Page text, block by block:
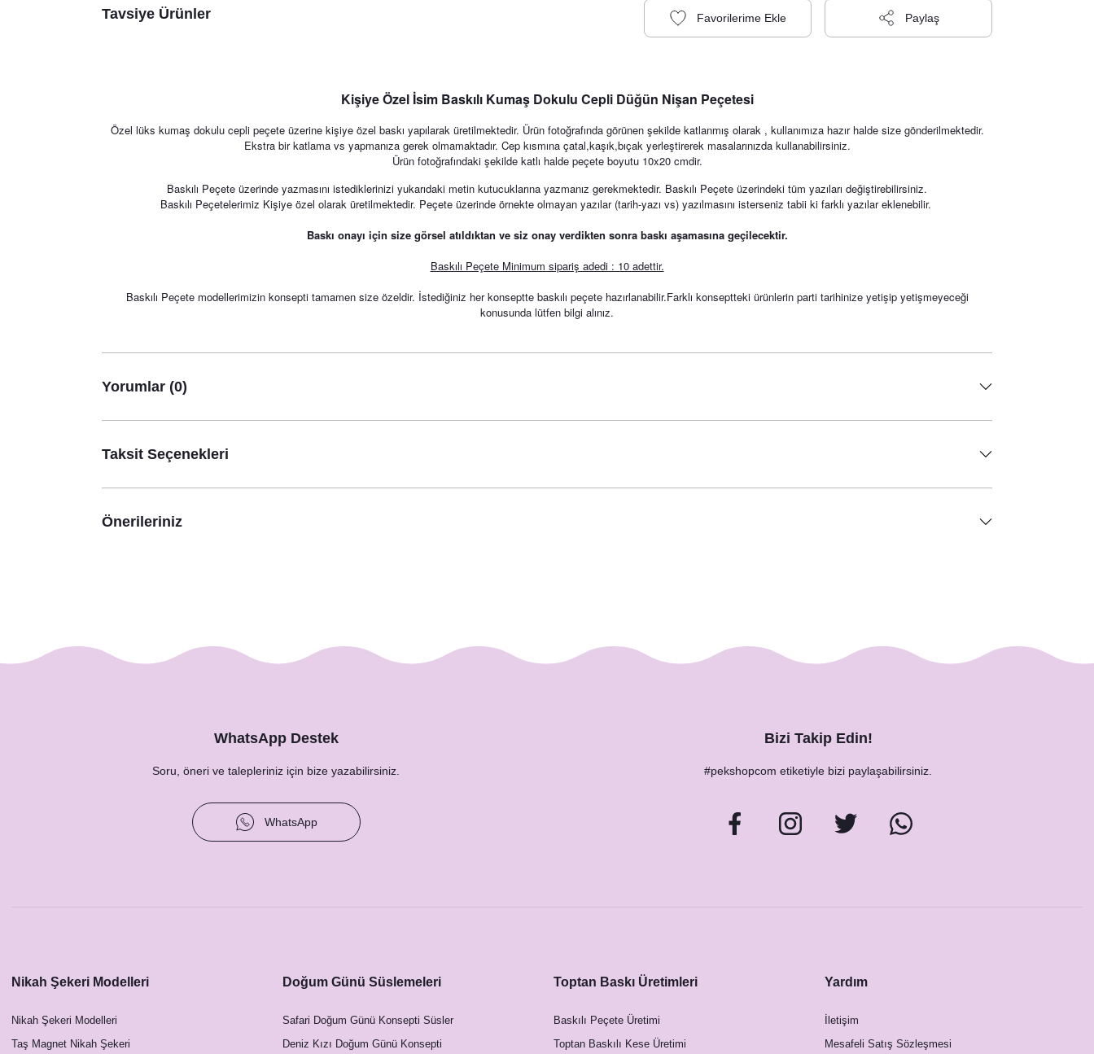
Tavsiye Ürünler
890,00 TL
Pembe Soft Çiçek Konseptli Baskılı Peçete
12,50 TL
Paylaş
Kişiye Özel İsim Baskılı Kumaş Dokulu Cepli Düğün Nişan Peçetesi
Özel lüks kumaş dokulu cepli peçete üzerine kişiye özel baskı yapılarak üretilmektedir. Ürün fotoğrafında görünen şekilde katlanmış olarak , kullanımıza hazır halde size gönderilmektedir.
Ekstra bir katlama vs yapmanıza gerek olmamaktadır. Cep kısmına çatal,kaşık,bıçak yerleştirerek masalarınızda kullanabilirsiniz.
Ürün fotoğrafındaki şekilde katlı halde peçete boyutu 10x20 cmdir.
Baskılı Peçete üzerinde yazmasını istediklerinizi yukarıdaki metin kutucuklarına yazmanız gerekmektedir. Baskılı Peçete üzerindeki tüm yazıları değiştirebilirsiniz.
Baskılı Peçetelerimiz Kişiye özel olarak üretilmektedir. Peçete üzerinde örnekte olmayan yazılar (tarih-yazı vs) yazılmasını isterseniz tabii ki farklı yazılar eklenebilir.
Baskı onayı için size görsel atıldıktan ve siz onay verdikten sonra baskı aşamasına geçilecektir.
Baskılı Peçete Minimum sipariş adedi : 10 adettir.
Baskılı Peçete modellerimizin konsepti tamamen size özeldir. İstediğiniz her konseptte baskılı peçete hazırlanabilir.Farklı konseptteki ürünlerin parti tarihinize yetişip yetişmeyeceği
konusunda lütfen bilgi alınız.
Yorumlar (0)
Taksit Seçenekleri
Önerileriniz
WhatsApp Destek
Soru, öneri ve talepleriniz için bize yazabilirsiniz.
WhatsApp
Bizi Takip Edin!
#pekshopcom etiketiyle bizi paylaşabilirsiniz.
Nikah Şekeri Modelleri
Nikah Şekeri Modelleri
Taş Magnet Nikah Şekeri
Doğum Günü Süslemeleri
Safari Doğum Günü Konsepti Süsler
Deniz Kızı Doğum Günü Konsepti
Toptan Baskı Üretimleri
Baskılı Peçete Üretimi
Toptan Baskılı Kese Üretimi
Yardım
İletişim
Mesafeli Satış Sözleşmesi